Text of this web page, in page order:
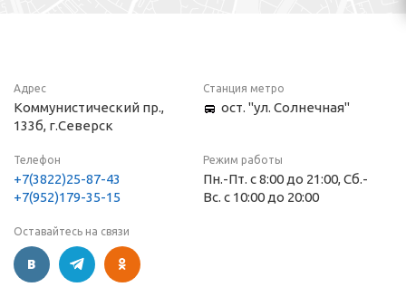
Адрес
Коммунистический пр.,
133б, г.Северск
Станция метро
ост. "ул. Солнечная"
Телефон
+7(3822)25-87-43
+7(952)179-35-15
Режим работы
Пн.-Пт. с 8:00 до 21:00, Сб.-
Вс. с 10:00 до 20:00
Оставайтесь на связи